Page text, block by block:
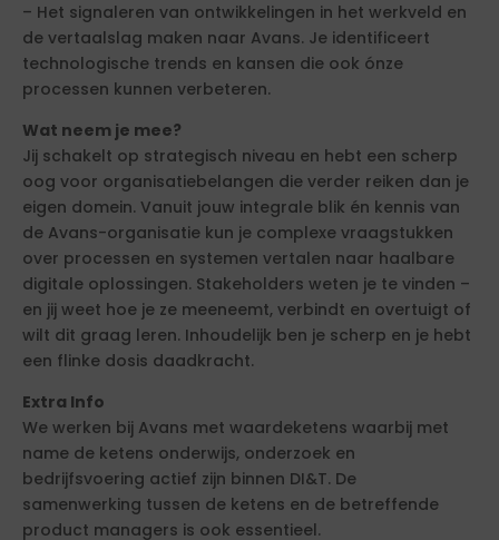
– Het signaleren van ontwikkelingen in het werkveld en
de vertaalslag maken naar Avans. Je identificeert
technologische trends en kansen die ook ónze
processen kunnen verbeteren.
Wat neem je mee?
Jij schakelt op strategisch niveau en hebt een scherp
oog voor organisatiebelangen die verder reiken dan je
eigen domein. Vanuit jouw integrale blik én kennis van
de Avans-organisatie kun je complexe vraagstukken
over processen en systemen vertalen naar haalbare
digitale oplossingen. Stakeholders weten je te vinden –
en jij weet hoe je ze meeneemt, verbindt en overtuigt of
wilt dit graag leren. Inhoudelijk ben je scherp en je hebt
een flinke dosis daadkracht.
Extra Info
We werken bij Avans met waardeketens waarbij met
name de ketens onderwijs, onderzoek en
bedrijfsvoering actief zijn binnen DI&T. De
samenwerking tussen de ketens en de betreffende
product managers is ook essentieel.